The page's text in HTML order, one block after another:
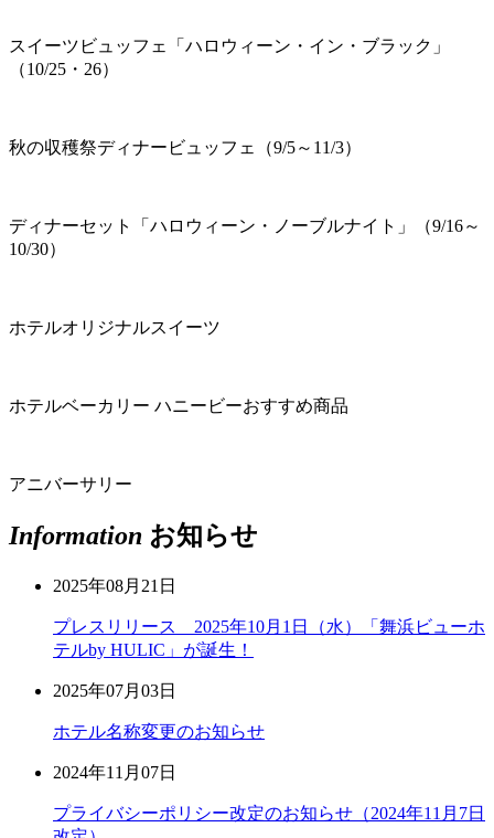
スイーツビュッフェ「ハロウィーン・イン・ブラック」
（10/25・26）
秋の収穫祭ディナービュッフェ（9/5～11/3）
ディナーセット「ハロウィーン・ノーブルナイト」（9/16～
10/30）
ホテルオリジナルスイーツ
ホテルベーカリー ハニービーおすすめ商品
アニバーサリー
Information お知らせ
2025年08月21日
プレスリリース 2025年10月1日（水）「舞浜ビューホ
テルby HULIC」が誕生！
2025年07月03日
ホテル名称変更のお知らせ
2024年11月07日
プライバシーポリシー改定のお知らせ（2024年11月7日